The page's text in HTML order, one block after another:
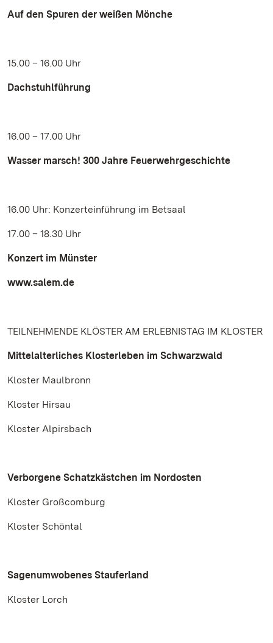
Auf den Spuren der weißen Mönche
15.00 – 16.00 Uhr
Dachstuhlführung
16.00 – 17.00 Uhr
Wasser marsch! 300 Jahre Feuerwehrgeschichte
16.00 Uhr: Konzerteinführung im Betsaal
17.00 – 18.30 Uhr
Konzert im Münster
www.salem.de
TEILNEHMENDE KLÖSTER AM ERLEBNISTAG IM KLOSTER
Mittelalterliches Klosterleben im Schwarzwald
Kloster Maulbronn
Kloster Hirsau
Kloster Alpirsbach
Verborgene Schatzkästchen im Nordosten
Kloster Großcomburg
Kloster Schöntal
Sagenumwobenes Stauferland
Kloster Lorch